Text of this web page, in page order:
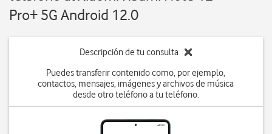
Pro+ 5G Android 12.0
Descripción de tu consulta
Puedes transferir contenido como, por ejemplo,
contactos, mensajes, imágenes y archivos de música
desde otro teléfono a tu teléfono.